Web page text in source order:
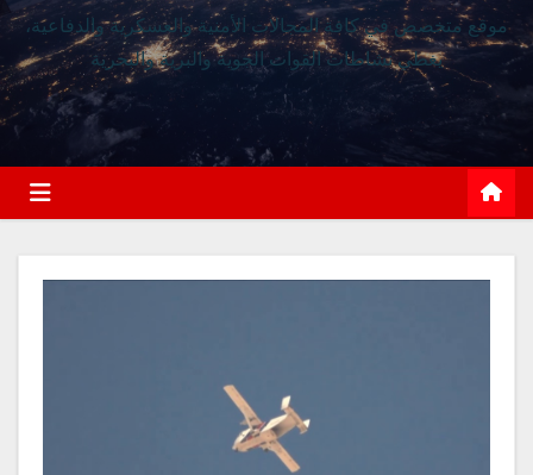
موقع متخصص في كافة المجالات الأمنية والعسكرية والدفاعية،
يغطي نشاطات القوات الجوية والبرية والبحرية